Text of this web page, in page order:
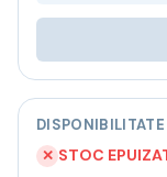
Contact
Livrare
Termeni si conditii
Politica de
Intrebari frecvente
✕ STOC